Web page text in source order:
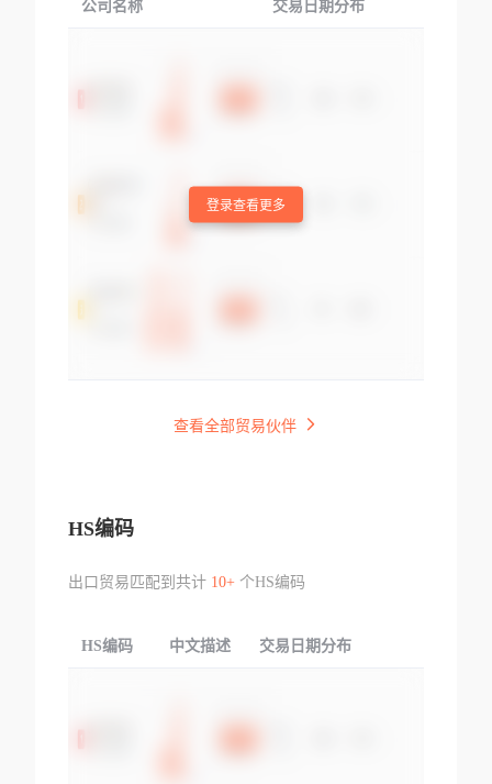
公司名称 交易日期分布
登录查看更多
查看全部贸易伙伴
HS编码
出口贸易匹配到共计 10+个HS编码
HS编码 中文描述 交易日期分布